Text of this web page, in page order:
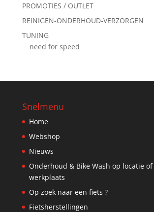
PROMOTIES / OUTLET
REINIGEN-ONDERHOUD-VERZORGEN
TUNING
need for speed
Snelmenu
Home
Webshop
Nieuws
Onderhoud & Bike Wash op locatie
werkplaats
Op zoek naar een fiets ?
Fietsherstellingen